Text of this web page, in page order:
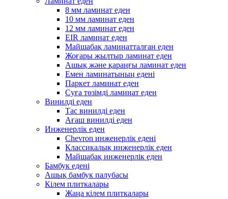
8 мм ламинат еден
10 мм ламинат еден
12 мм ламинат еден
EIR ламинат еден
Майшабақ ламинатталған еден
Жоғары жылтыр ламинат еден
Ашық және қараңғы ламинат еден
Емен ламинатының едені
Паркет ламинат еден
Суға төзімді ламинат еден
Винилді еден
Тас винилді еден
Ағаш винилді еден
Инженерлік еден
Chevron инженерлік едені
Классикалық инженерлік еден
Майшабақ инженерлік еден
Бамбук едені
Ашық бамбук палубасы
Кілем плиткалары
Жаңа кілем плиткалары